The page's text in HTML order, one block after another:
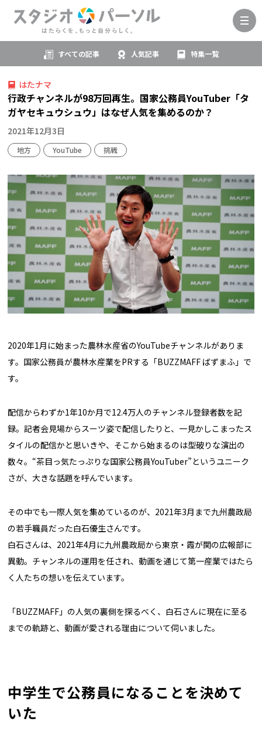
すべての記事 人気記事 特集一覧
はたナマ
行政チャンネルが98万回再生。国家公務員YouTuber「タ
ガヤセキュウシュウ」はなぜ人気を集めるのか？
2021年12月3日
地方 YouTube 挑戦
2020年1月に始まった農林水産省のYouTubeチャンネルがありま
す。国家公務員が農林水産業をPRする「BUZZMAFF ばずまふ」で
す。
配信からわずか1年10か月で12.4万人のチャンネル登録者数を記
録。記者会見場からスーツ姿で配信したりと、一見かしこまったス
タイルの配信かと思いきや、そこから始まるのは型破りな演出の
数々。“茶目っ気たっぷりな国家公務員YouTuber”というユニーク
さが、大きな話題を呼んでいます。
その中でも一際人気を集めているのが、2021年3月まで九州農政局
の若手職員だった白石優生さんです。
白石さんは、2021年4月に九州農政局から東京・霞が関の広報部に
異動。チャンネルの運用を任され、動画を通じて第一産業ではたら
く人たちの想いを伝えています。
「BUZZMAFF」の人気の裏側を探るべく、白石さんに現在に至る
までの軌跡と、動画が愛される理由について伺いました。
中学生で公務員になることを決めて
いた